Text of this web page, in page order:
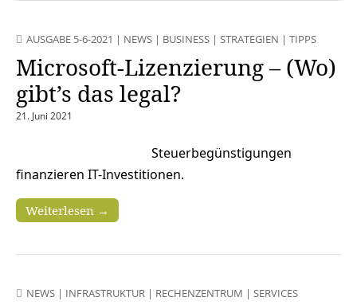
AUSGABE 5-6-2021 | NEWS | BUSINESS | STRATEGIEN | TIPPS
Microsoft-Lizenzierung – (Wo)
gibt’s das legal?
21. Juni 2021
Steuerbegünstigungen
finanzieren IT-Investitionen.
Weiterlesen →
NEWS | INFRASTRUKTUR | RECHENZENTRUM | SERVICES